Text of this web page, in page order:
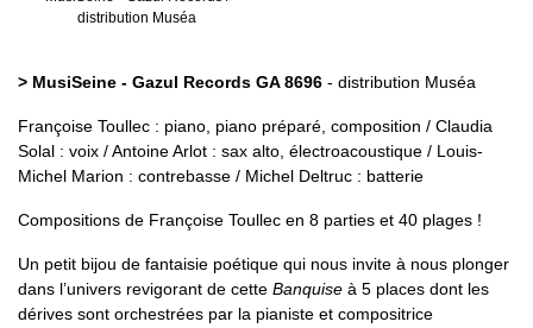
distribution Muséa
> MusiSeine - Gazul Records GA 8696 - distribution Muséa
Françoise Toullec : piano, piano préparé, composition / Claudia
Solal : voix / Antoine Arlot : sax alto, électroacoustique / Louis-
Michel Marion : contrebasse / Michel Deltruc : batterie
Compositions de Françoise Toullec en 8 parties et 40 plages !
Un petit bijou de fantaisie poétique qui nous invite à nous plonger
dans l’univers revigorant de cette Banquise à 5 places dont les
dérives sont orchestrées par la pianiste et compositrice